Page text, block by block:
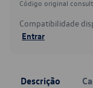
Código original
Compatibilidade
Entrar
Descrição